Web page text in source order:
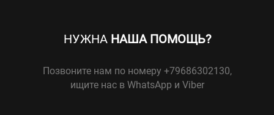
НУЖНА НАША ПОМОЩЬ?
Позвоните нам по номеру +79686302130,
ищите нас в WhatsApp и Viber